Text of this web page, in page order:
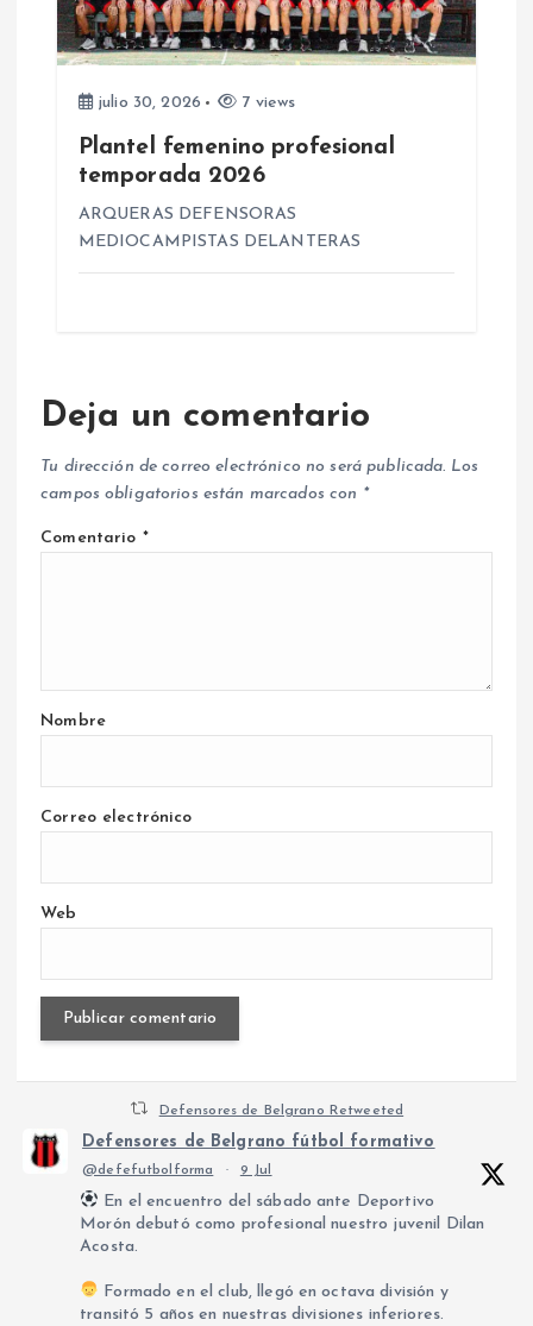
julio 30, 2026 7 views
Plantel femenino profesional
temporada 2026
ARQUERAS DEFENSORAS
MEDIOCAMPISTAS DELANTERAS
Deja un comentario
Tu dirección de correo electrónico no será publicada. Los
campos obligatorios están marcados con *
Comentario *
Nombre
Correo electrónico
Web
Defensores de Belgrano Retweeted
Defensores de Belgrano fútbol formativo
@defefutbolforma · 9 Jul
En el encuentro del sábado ante Deportivo
Morón debutó como profesional nuestro juvenil Dilan
Acosta.
Formado en el club, llegó en octava división y
transitó 5 años en nuestras divisiones inferiores.